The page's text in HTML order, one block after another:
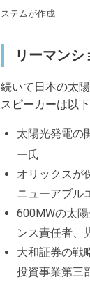
ステムが作成
リーマン
続いて日本の太
スピーカーは以
太陽光発電の
ー氏
オリックスが
ニューアブル
600MWの太
ンス責任者、
大和証券の戦
投資事業第三